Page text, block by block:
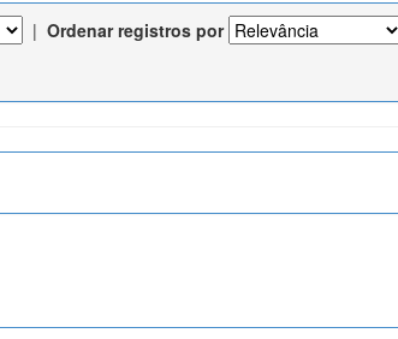
| Ordenar registros por